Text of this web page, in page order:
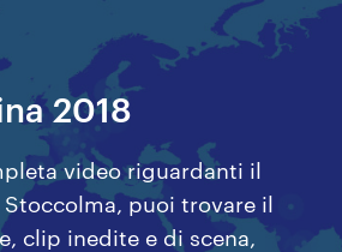
2018
video riguardanti il
puoi trovare il
clip inedite e di scena,